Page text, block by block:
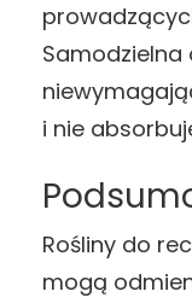
Samodzielna
i nie
Rośliny do
mogą